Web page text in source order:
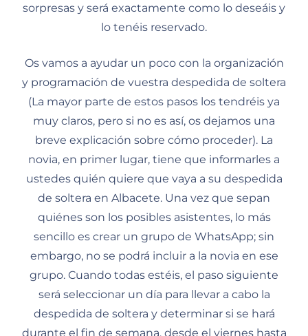
sorpresas y será exactamente como lo deseáis y
lo tenéis reservado.
Os vamos a ayudar un poco con la organización
y programación de vuestra despedida de soltera
(La mayor parte de estos pasos los tendréis ya
muy claros, pero si no es así, os dejamos una
breve explicación sobre cómo proceder). La
novia, en primer lugar, tiene que informarles a
ustedes quién quiere que vaya a su despedida
de soltera en Albacete. Una vez que sepan
quiénes son los posibles asistentes, lo más
sencillo es crear un grupo de WhatsApp; sin
embargo, no se podrá incluir a la novia en ese
grupo. Cuando todas estéis, el paso siguiente
será seleccionar un día para llevar a cabo la
despedida de soltera y determinar si se hará
durante el fin de semana, desde el viernes hasta